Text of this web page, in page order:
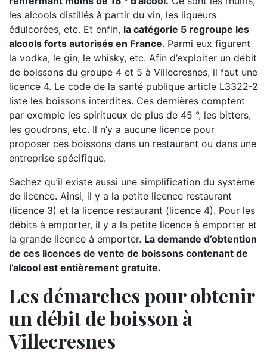
les alcools distillés à partir du vin, les liqueurs
édulcorées, etc. Et enfin, la catégorie 5 regroupe les
alcools forts autorisés en France. Parmi eux figurent
la vodka, le gin, le whisky, etc. Afin d’exploiter un débit
de boissons du groupe 4 et 5 à Villecresnes, il faut une
licence 4. Le code de la santé publique article L3322-2
liste les boissons interdites. Ces dernières comptent
par exemple les spiritueux de plus de 45 °, les bitters,
les goudrons, etc. Il n’y a aucune licence pour
proposer ces boissons dans un restaurant ou dans une
entreprise spécifique.
Sachez qu’il existe aussi une simplification du système
de licence. Ainsi, il y a la petite licence restaurant
(licence 3) et la licence restaurant (licence 4). Pour les
débits à emporter, il y a la petite licence à emporter et
la grande licence à emporter. La demande d’obtention
de ces licences de vente de boissons contenant de
l’alcool est entièrement gratuite.
Les démarches pour obtenir
un débit de boisson à
Villecresnes